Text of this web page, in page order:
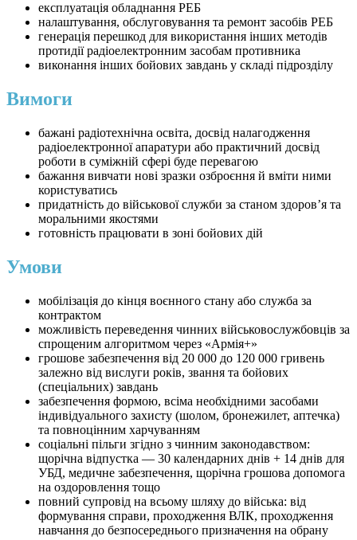
експлуатація обладнання РЕБ
налаштування, обслуговування та ремонт засобів РЕБ
генерація перешкод для використання інших методів
протидії радіоелектронним засобам противника
виконання інших бойових завдань у складі підрозділу
Вимоги
бажані радіотехнічна освіта, досвід налагодження
радіоелектронної апаратури або практичний досвід
роботи в суміжній сфері буде перевагою
бажання вивчати нові зразки озброєння й вміти ними
користуватись
придатність до військової служби за станом здоров’я та
моральними якостями
готовність працювати в зоні бойових дій
Умови
мобілізація до кінця воєнного стану або служба за
контрактом
можливість переведення чинних військовослужбовців за
спрощеним алгоритмом через «Армія+»
грошове забезпечення від 20 000 до 120 000 гривень
залежно від вислуги років, звання та бойових
(спеціальних) завдань
забезпечення формою, всіма необхідними засобами
індивідуального захисту (шолом, бронежилет, аптечка)
та повноцінним харчуванням
соціальні пільги згідно з чинним законодавством:
щорічна відпустка — 30 календарних днів + 14 днів для
УБД, медичне забезпечення, щорічна грошова допомога
на оздоровлення тощо
повний супровід на всьому шляху до війська: від
формування справи, проходження ВЛК, проходження
навчання до безпосереднього призначення на обрану